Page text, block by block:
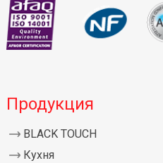
Продукция
BLACK TOUCH
Кухня